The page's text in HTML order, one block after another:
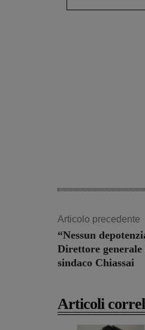
Articolo precedente
“Nessun
Direttore
sindaco Chiassai
Articoli